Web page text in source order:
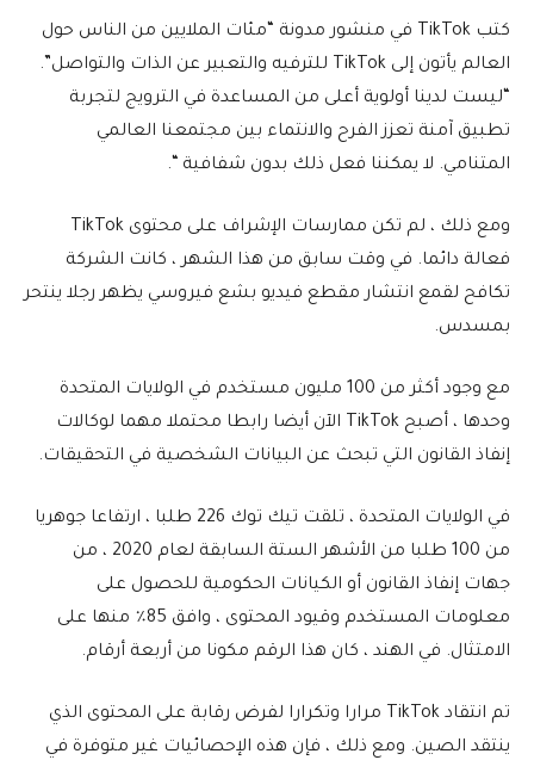
كتب TikTok في منشور مدونة “مئات الملايين من الناس حول
العالم يأتون إلى TikTok للترفيه والتعبير عن الذات والتواصل”.
“ليست لدينا أولوية أعلى من المساعدة في الترويج لتجربة
تطبيق آمنة تعزز الفرح والانتماء بين مجتمعنا العالمي
المتنامي. لا يمكننا فعل ذلك بدون شفافية “.
ومع ذلك ، لم تكن ممارسات الإشراف على محتوى TikTok
فعالة دائما. في وقت سابق من هذا الشهر ، كانت الشركة
تكافح لقمع انتشار مقطع فيديو بشع فيروسي يظهر رجلا ينتحر
بمسدس.
مع وجود أكثر من 100 مليون مستخدم في الولايات المتحدة
وحدها ، أصبح TikTok الآن أيضا رابطا محتملا مهما لوكالات
إنفاذ القانون التي تبحث عن البيانات الشخصية في التحقيقات.
في الولايات المتحدة ، تلقت تيك توك 226 طلبا ، ارتفاعا جوهريا
من 100 طلبا من الأشهر الستة السابقة لعام 2020 ، من
جهات إنفاذ القانون أو الكيانات الحكومية للحصول على
معلومات المستخدم وقيود المحتوى ، وافق 85٪ منها على
الامتثال. في الهند ، كان هذا الرقم مكونا من أربعة أرقام.
تم انتقاد TikTok مرارا وتكرارا لفرض رقابة على المحتوى الذي
ينتقد الصين. ومع ذلك ، فإن هذه الإحصائيات غير متوفرة في